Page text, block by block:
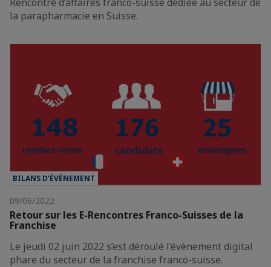
la parapharmacie en Suisse.
BILANS D’ÉVÈNEMENT
09/06/2022
Retour sur les E-Rencontres Franco-Suisses de la
Franchise
Le jeudi 02 juin 2022 s’est déroulé l’évènement digital
phare du secteur de la franchise franco-suisse.